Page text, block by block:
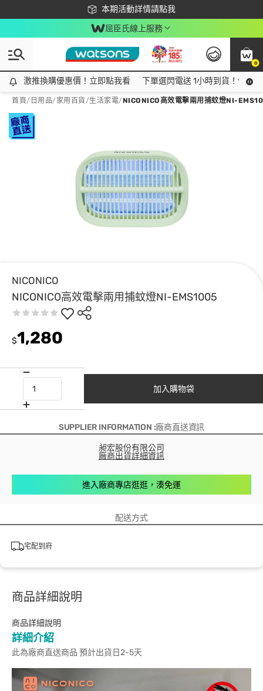
本期活動詳情請點我
下載app最高回饋$350
屈臣氏線上服務
0
激推換購優惠價！立即點我看
激推換購優惠價！立即點我看 下單選閃電送 1小時到貨！領神
首頁/ 日用品/ 家用百貨/生活家電/NICONICO高效電擊兩用捕蚊燈NI-
NICONICO
NICONICO高效電擊兩用捕蚊燈NI-EMS1005
$1,280
加入購物袋
SUPPLIER INFORMATION :廠商直送資訊
昶宏股份有限公司
廠商出貨詳細資訊
進入廠商專店逛逛，湊免運
配送方式
宅配到府
商品詳細說明
商品詳細說明
詳細介紹
此為廠商直送商品 預計出貨日2-5天